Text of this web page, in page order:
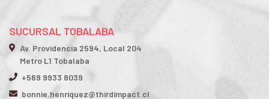
SUCURSAL TOBALABA
Av. Providencia 2594, Local 204
Metro L1 Tobalaba
+569 9933 8039
bonnie.henriquez@thirdimpact.cl